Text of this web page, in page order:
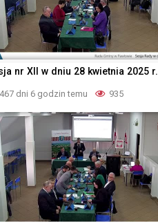
nr XII w dniu 28 kwietnia 2025 r.
467 dni 6 godzin temu 935